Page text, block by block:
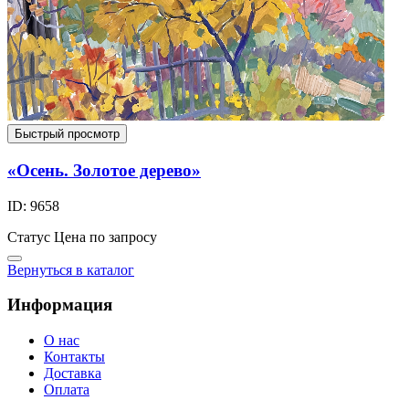
Быстрый просмотр
«Осень. Золотое дерево»
ID: 9658
Статус Цена по запросу
Вернуться в каталог
Информация
О нас
Контакты
Доставка
Оплата